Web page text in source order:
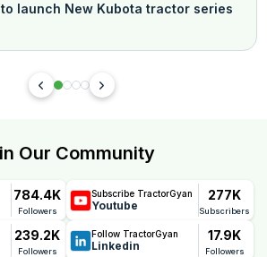
launch New Kubota tractor series
Our Community
784.4K
Followers
Subscribe TractorGyan
Youtube
277K
Subscribers
239.2K
Followers
Follow TractorGyan
Linkedin
17.9K
Followers